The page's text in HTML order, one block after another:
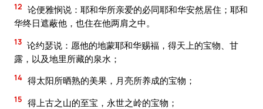
12 论便雅悯说：耶和华所亲爱的必同耶和华安然居住；耶和
华终日遮蔽他，也住在他两肩之中。
13 论约瑟说：愿他的地蒙耶和华赐福，得天上的宝物、甘
露，以及地里所藏的泉水；
14 得太阳所晒熟的美果，月亮所养成的宝物；
15 得上古之山的至宝，永世之岭的宝物；